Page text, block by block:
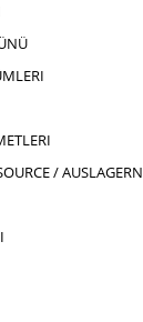
/ AUSLAGERN